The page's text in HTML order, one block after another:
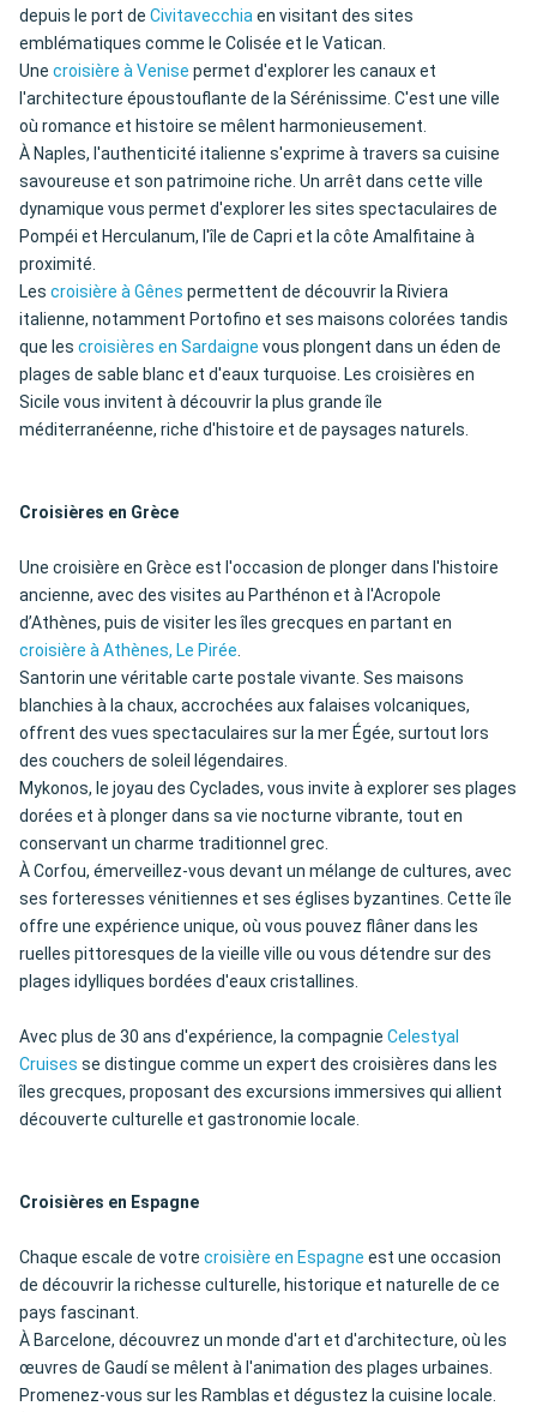
depuis le port de Civitavecchiaen visitant des sites
emblématiques comme le Colisée et le Vatican.
Une croisière à Venise permet d'explorer les canaux et
l'architecture époustouflante de la Sérénissime. C'est une ville
où romance et histoire se mêlent harmonieusement.
À Naples, l'authenticité italienne s'exprime à travers sa cuisine
savoureuse et son patrimoine riche. Un arrêt dans cette ville
dynamique vous permet d'explorer les sites spectaculaires de
Pompéi et Herculanum, l'île de Capri et la côte Amalfitaine à
proximité.
Les croisière à Gênes permettent de découvrir la Riviera
italienne, notamment Portofino et ses maisons colorées tandis
que les croisières en Sardaigne vous plongent dans un éden de
plages de sable blanc et d'eaux turquoise. Les croisières en
Sicile vous invitent à découvrir la plus grande île
méditerranéenne, riche d'histoire et de paysages naturels.
Croisières en Grèce
Une croisière en Grèce est l'occasion de plonger dans l'histoire
ancienne, avec des visites au Parthénon et à l'Acropole
d’Athènes, puis de visiter les îles grecques en partant en
croisière à Athènes, Le Pirée.
Santorin une véritable carte postale vivante. Ses maisons
blanchies à la chaux, accrochées aux falaises volcaniques,
offrent des vues spectaculaires sur la mer Égée, surtout lors
des couchers de soleil légendaires.
Mykonos, le joyau des Cyclades, vous invite à explorer ses plages
dorées et à plonger dans sa vie nocturne vibrante, tout en
conservant un charme traditionnel grec.
À Corfou, émerveillez-vous devant un mélange de cultures, avec
ses forteresses vénitiennes et ses églises byzantines. Cette île
offre une expérience unique, où vous pouvez flâner dans les
ruelles pittoresques de la vieille ville ou vous détendre sur des
plages idylliques bordées d'eaux cristallines.
Avec plus de 30 ans d'expérience, la compagnie Celestyal
Cruises se distingue comme un expert des croisières dans les
îles grecques, proposant des excursions immersives qui allient
découverte culturelle et gastronomie locale.
Croisières en Espagne
Chaque escale de votre croisière en Espagne est une occasion
de découvrir la richesse culturelle, historique et naturelle de ce
pays fascinant.
À Barcelone, découvrez un monde d'art et d'architecture, où les
œuvres de Gaudí se mêlent à l'animation des plages urbaines.
Promenez-vous sur les Ramblas et dégustez la cuisine locale.